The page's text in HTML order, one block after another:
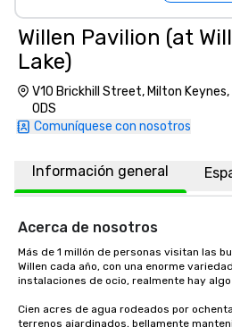
Willen Pavilion (at
Lake)
V10 Brickhill Street, Milton Keynes,
0DS
Comuníquese con nosotros
Información general
Acerca de nosotros
Más de 1 millón de personas visitan las
Willen cada año, con una enorme
instalaciones de ocio, realmente hay
Cien acres de agua rodeados por
terrenos ajardinados, bellamente